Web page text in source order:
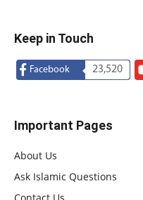
Keep in Touch
Facebook 23,520
Important Pages
About Us
Ask Islamic Questions